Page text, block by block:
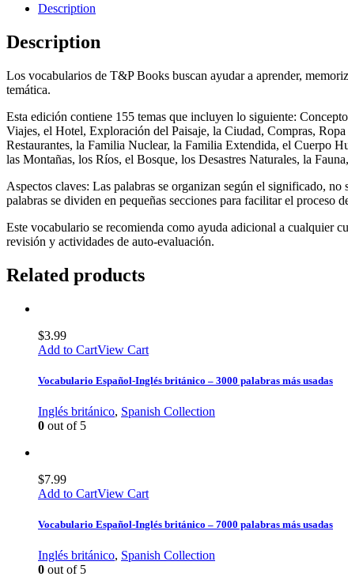
Description
Description
Los vocabularios de T&P Books buscan ayudar a aprender,
temática.
Esta edición contiene 155 temas que incluyen lo siguiente:
Viajes, el Hotel, Exploración del Paisaje, la Ciudad, Compras,
Restaurantes, la Familia Nuclear, la Familia Extendida, el Cuerpo
las Montañas, los Ríos, el Bosque, los Desastres Naturales, la
Aspectos claves: Las palabras se organizan según el significado,
palabras se dividen en pequeñas secciones para facilitar el
Este vocabulario se recomienda como ayuda adicional a cualquier
revisión y actividades de auto-evaluación.
Related products
$3.99
Add to CartView Cart
Vocabulario Español-Inglés británico – 3000 palabras más usadas
Inglés británico, Spanish Collection
0 out of 5
$7.99
Add to CartView Cart
Vocabulario Español-Inglés británico – 7000 palabras más usadas
Inglés británico, Spanish Collection
0 out of 5